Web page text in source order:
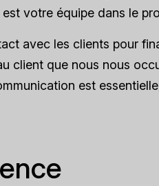
votre équipe dans le
avec les clients pour
client que nous nous
est